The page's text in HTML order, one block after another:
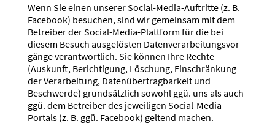
Wenn Sie einen unserer Social-Media-Auftritte (z. B.
Facebook) besuchen, sind wir gemeinsam mit dem
Betreiber der Social-Media-Plattform für die bei
diesem Besuch ausge­lösten Daten­ver­ar­bei­tungs­vor­
gänge verant­wortlich. Sie können Ihre Rechte
(Auskunft, Berich­tigung, Löschung, Einschränkung
der Verar­beitung, Daten­über­trag­barkeit und
Beschwerde) grund­sätzlich sowohl ggü. uns als auch
ggü. dem Betreiber des jewei­ligen Social-Media-
Portals (z. B. ggü. Facebook) geltend machen.